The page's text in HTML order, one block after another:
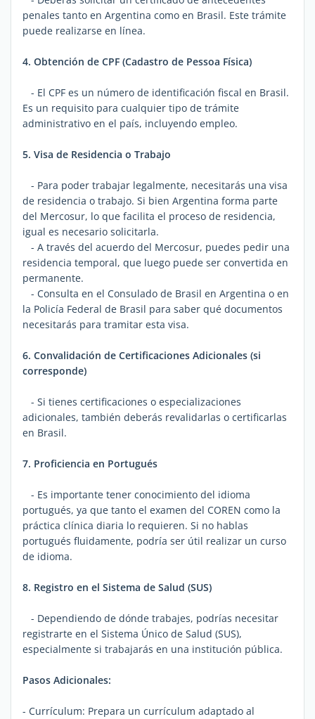
penales tanto en Argentina como en Brasil. Este trámite
puede realizarse en línea.
4. Obtención de CPF (Cadastro de Pessoa Física)
- El CPF es un número de identificación fiscal en Brasil.
Es un requisito para cualquier tipo de trámite
administrativo en el país, incluyendo empleo.
5. Visa de Residencia o Trabajo
- Para poder trabajar legalmente, necesitarás una visa
de residencia o trabajo. Si bien Argentina forma parte
del Mercosur, lo que facilita el proceso de residencia,
igual es necesario solicitarla.
- A través del acuerdo del Mercosur, puedes pedir una
residencia temporal, que luego puede ser convertida en
permanente.
- Consulta en el Consulado de Brasil en Argentina o en
la Policía Federal de Brasil para saber qué documentos
necesitarás para tramitar esta visa.
6. Convalidación de Certificaciones Adicionales (si
corresponde)
- Si tienes certificaciones o especializaciones
adicionales, también deberás revalidarlas o certificarlas
en Brasil.
7. Proficiencia en Portugués
- Es importante tener conocimiento del idioma
portugués, ya que tanto el examen del COREN como la
práctica clínica diaria lo requieren. Si no hablas
portugués fluidamente, podría ser útil realizar un curso
de idioma.
8. Registro en el Sistema de Salud (SUS)
- Dependiendo de dónde trabajes, podrías necesitar
registrarte en el Sistema Único de Salud (SUS),
especialmente si trabajarás en una institución pública.
Pasos Adicionales:
- Currículum: Prepara un currículum adaptado al